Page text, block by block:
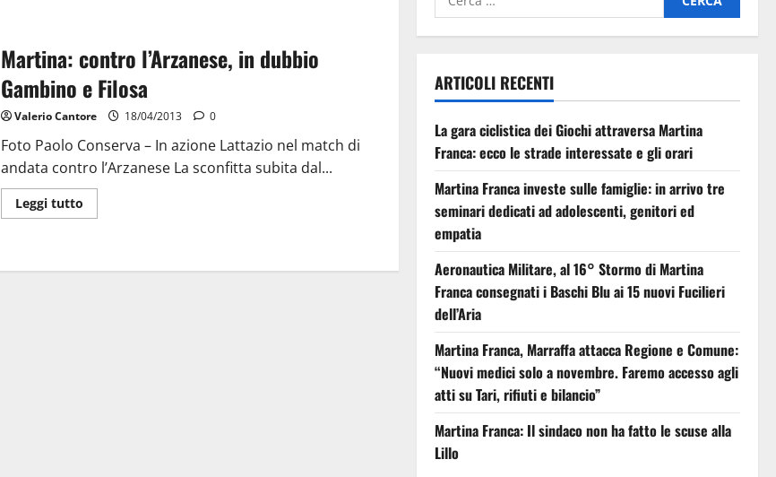
Martina: contro l’Arzanese, in dubbio
Gambino e Filosa
Valerio Cantore 18/04/2013 0
Foto Paolo Conserva – In azione Lattazio nel match di
andata contro l’Arzanese La sconfitta subita dal...
Leggi tutto
ARTICOLI RECENTI
La gara ciclistica dei Giochi attraversa Martina
Franca: ecco le strade interessate e gli orari
Martina Franca investe sulle famiglie: in arrivo tre
seminari dedicati ad adolescenti, genitori ed
empatia
Aeronautica Militare, al 16° Stormo di Martina
Franca consegnati i Baschi Blu ai 15 nuovi Fucilieri
dell’Aria
Martina Franca, Marraffa attacca Regione e Comune:
“Nuovi medici solo a novembre. Faremo accesso agli
atti su Tari, rifiuti e bilancio”
Martina Franca: Il sindaco non ha fatto le scuse alla
Lillo